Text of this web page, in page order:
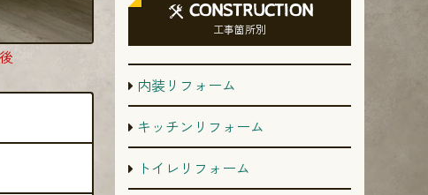
後
CONSTRUCTION
工事箇所別
内装リフォーム
キッチンリフォーム
トイレリフォーム